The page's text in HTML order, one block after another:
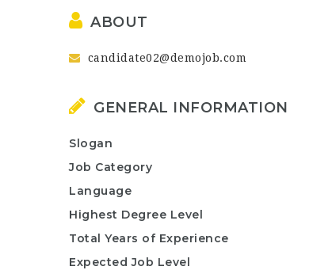
ABOUT
candidate02@demojob.com
GENERAL INFORMATION
Slogan
Job Category
Language
Highest Degree Level
Total Years of Experience
Expected Job Level